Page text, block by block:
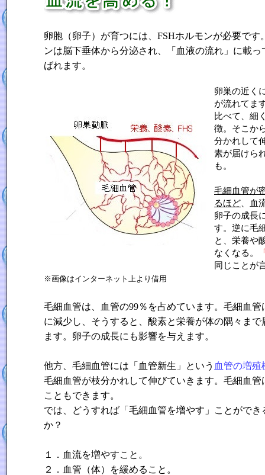
卵胞（卵子）が育つには、FSHホルモンが必要です
ンは脳下垂体から分泌され、「血液の流れ」に載っ
ばれます。
卵巣の近く
が流れてま
比べて、細
徴。そこか
分かれして
素が届けら
も。
毛細血管が
るほど 、血
卵子の成長
す。逆に毛
と、栄養や
なくなる。
同じことが
※画像はインターネット上より借用
毛細血管は、血管の99％を占めています。毛細血管
に減少し、そうすると、酸素と栄養が体の隅々まで
ます。卵子の成長にも影響を与えます。
他方、毛細血管には「血管新生」という 血管の増殖
毛細血管が枝分かれして伸びていきます。毛細血管
こともできます。
では、どうすれば「毛細血管を増やす」ことができ
か？
１．血流を増やすこと。
２．血管（体）を緩めること。